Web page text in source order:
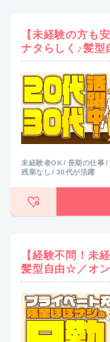
【未経験の方も
ナタらしく♪髪
未経験者OK 長期の仕事
残業なし
30代が活躍
【経験不問！未
髪型自由☆／オ